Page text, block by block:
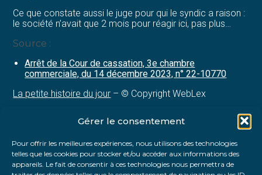
Gérer le consentement
Pour offrir les meilleures expériences, nous utilisons des technologies
telles que les cookies pour stocker et/ou accéder aux informations des
appareils. Le fait de consentir à ces technologies nous permettra de
Ce que constate aussi le juge pour qui le syndic a raison :
le société n’avait que 2 mois pour réagir ici, pas plus…
Source :
Arrêt de la Cour de cassation, 3e chambre
commerciale, du 14 décembre 2023, n° 22-10770
La petite histoire du jour – © Copyright WebLex
FaceBook
TwitterLinkedIn